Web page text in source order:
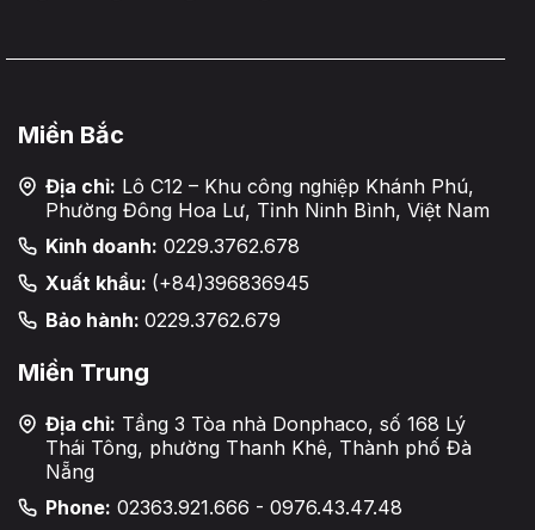
Miền Bắc
Địa chỉ: Lô C12 – Khu công nghiệp Khánh Phú,
Phường Đông Hoa Lư, Tỉnh Ninh Bình, Việt Nam
Kinh doanh: 0229.3762.678
Xuất khẩu: (+84)396836945
Bảo hành: 0229.3762.679
Miền Trung
Địa chỉ: Tầng 3 Tòa nhà Donphaco, số 168 Lý
Thái Tông, phường Thanh Khê, Thành phố Đà
Nẵng
Phone: 02363.921.666 - 0976.43.47.48